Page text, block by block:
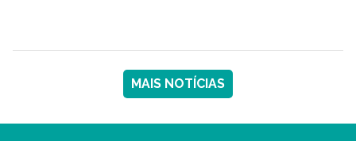
MAIS NOTÍCIAS